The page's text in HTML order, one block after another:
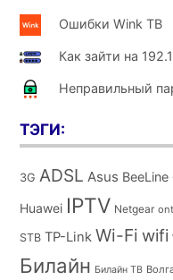
Ошибки Wink ТВ
Как зайти на
Неправильный
ТЭГИ:
3G ADSL Asus BeeLine
Huawei IPTV Netgear ont
STB TP-Link Wi-Fi wifi
Билайн Билайн ТВ